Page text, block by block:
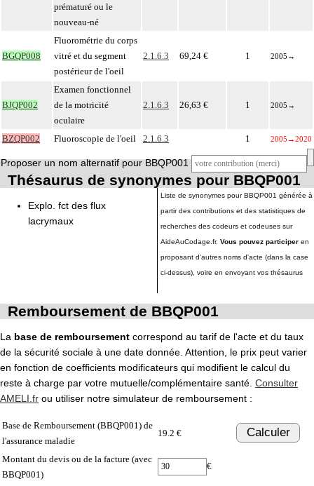
prématuré ou le
nouveau-né
BGQP008
Fluorométrie du corps
vitré et du segment
postérieur de l'oeil
2.1.6.3 69,24 € 1 2005 →
BJQP002
Examen fonctionnel
de la motricité
oculaire
2.1.6.3 26,63 € 1 2005 →
BZQP002 Fluoroscopie de l'oeil 2.1.6.3 1 2005 →2020
Proposer un nom alternatif pour BBQP001
Thésaurus de synonymes pour BBQP001
Explo. fct des flux
lacrymaux
Liste de synonymes pour BBQP001 générée à
partir des contributions et des statistiques de
recherches des codeurs et codeuses sur
AideAuCodage.fr. Vous pouvez participer en
proposant d'autres noms d'acte (dans la case
ci-dessus), voire en envoyant vos thésaurus
Remboursement de BBQP001
La base de remboursement correspond au tarif de l'acte et du taux
de la sécurité sociale à une date donnée. Attention, le prix peut varier
en fonction de coefficients modificateurs qui modifient le calcul du
reste à charge par votre mutuelle/complémentaire santé. Consulter
AMELI.fr ou utiliser notre simulateur de remboursement :
Base de Remboursement (BBQP001) de
l'assurance maladie
19.2 € Calculer
Montant du devis ou de la facture (avec
BBQP001)
€